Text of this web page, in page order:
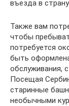
въезда в страну.
Также вам
чтобы
потребуется
быть
обслуживания,
Посещая
старинные
необычными